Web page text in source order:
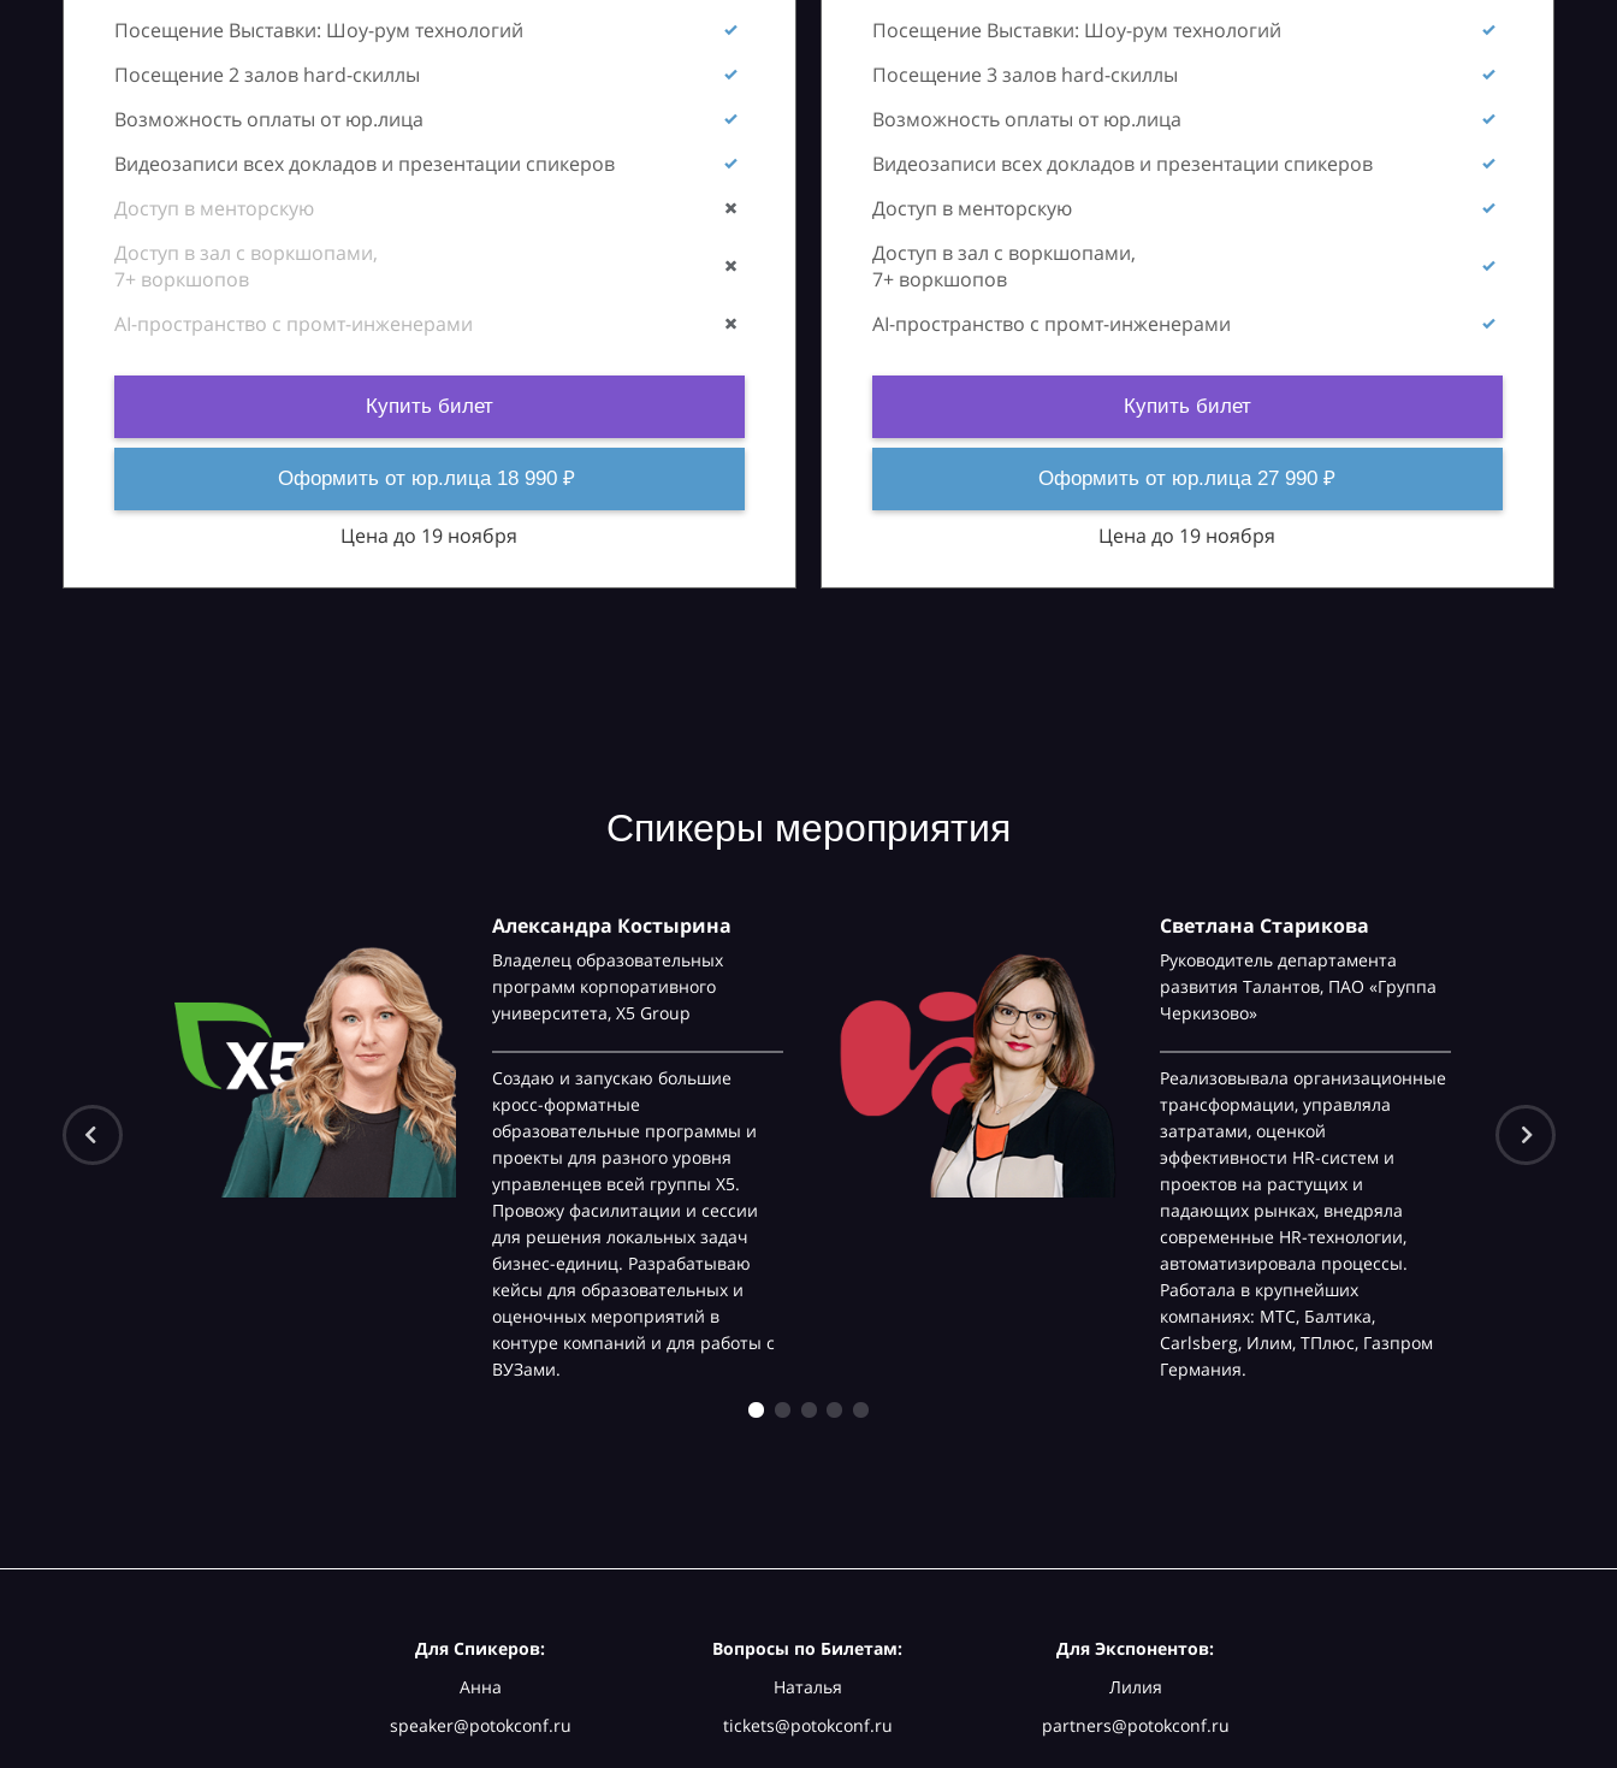
Посещение Выставки: Шоу-рум технологий
Посещение 2 залов hard-скиллы
Возможность оплаты от юр.лица
Видеозаписи всех докладов и презентации спикеров
Доступ в менторскую
Доступ в зал с воркшопами,
7+ воркшопов
AI-пространство с промт-инженерами
Купить билет
Оформить от юр.лица 18 990 ₽
Цена до 19 ноября
Посещение Выставки: Шоу-рум технологий
Посещение 3 залов hard-скиллы
Возможность оплаты от юр.лица
Видеозаписи всех докладов и презентации спикеров
Доступ в менторскую
Доступ в зал с воркшопами,
7+ воркшопов
AI-пространство с промт-инженерами
Купить билет
Оформить от юр.лица 27 990 ₽
Цена до 19 ноября
Спикеры мероприятия
Александра Костырина
Владелец образовательных
программ корпоративного
университета, Х5 Group
Создаю и запускаю большие
кросс-форматные
образовательные программы и
проекты для разного уровня
управленцев всей группы Х5.
Провожу фасилитации и сессии
для решения локальных задач
бизнес-единиц. Разрабатываю
кейсы для образовательных и
оценочных мероприятий в
контуре компаний и для работы с
ВУЗами.
Светлана Старикова
Руководитель департамента
развития Талантов, ПАО «Группа
Черкизово»
Реализовывала организационные
трансформации, управляла
затратами, оценкой
эффективности HR-систем и
проектов на растущих и
падающих рынках, внедряла
современные HR-технологии,
автоматизировала процессы.
Работала в крупнейших
компаниях: МТС, Балтика,
Carlsberg, Илим, ТПлюс, Газпром
Германия.
Для Спикеров:
Анна
speaker@potokconf.ru
Вопросы по Билетам:
Наталья
tickets@potokconf.ru
Для Экспонентов:
Лилия
partners@potokconf.ru